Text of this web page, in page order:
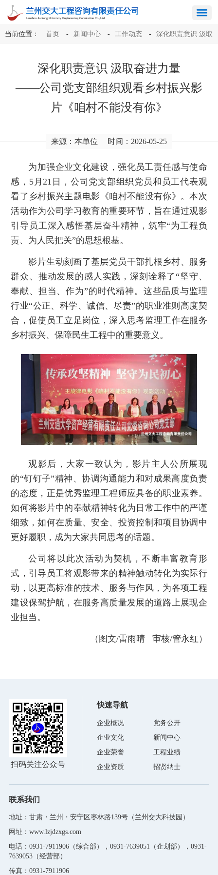
当前位置： 首页 - 新闻中心 - 工作动态 - 深化职责意识 汲取
深化职责意识 汲取奋进力量
——公司党支部组织观看乡村振兴影
片《咱村不能没有你》
来源：本单位 时间：2026-05-25
为加强企业文化建设，强化员工责任感与使命
感，5月21日，公司党支部组织党员和员工代表观
看了乡村振兴主题电影《咱村不能没有你》。本次
活动作为公司学习教育的重要环节，旨在通过观影
引导员工深入感悟基层奋斗精神，筑牢“为工程负
责、为人民把关”的思想根基。
影片生动刻画了基层党员干部扎根乡村、服务
群众、推动发展的感人实践，深刻诠释了“坚守、
奉献、担当、作为”的时代精神。这些品质与监理
行业“公正、科学、诚信、尽责”的职业准则高度契
合，促使员工立足岗位，深入思考监理工作在服务
乡村振兴、保障民生工程中的重要意义。
观影后，大家一致认为，影片主人公所展现
的“钉钉子”精神、协调沟通能力和对成果高度负责
的态度，正是优秀监理工程师应具备的职业素养。
如何将影片中的奉献精神转化为日常工作中的严谨
细致，如何在质量、安全、投资控制和项目协调中
更好履职，成为大家共同思考的话题。
公司将以此次活动为契机，不断丰富教育形
式，引导员工将观影带来的精神触动转化为实际行
动，以更高标准的技术、服务与作风，为各项工程
建设保驾护航，在服务高质量发展的道路上展现企
业担当。
（图文/雷雨晴 审核/管永红）
扫码关注公众号
快速导航
企业概况
党务公开
企业文化
新闻中心
企业荣誉
工程业绩
企业资质
招贤纳士
联系我们
地址：甘肃・兰州・安宁区枣林路139号（兰州交大科技园）
网址：www.lzjdzxgs.com
电话：0931-7911906（综合部），0931-7639051（企划部），0931-
7639053（经营部）
传真：0931-7911906